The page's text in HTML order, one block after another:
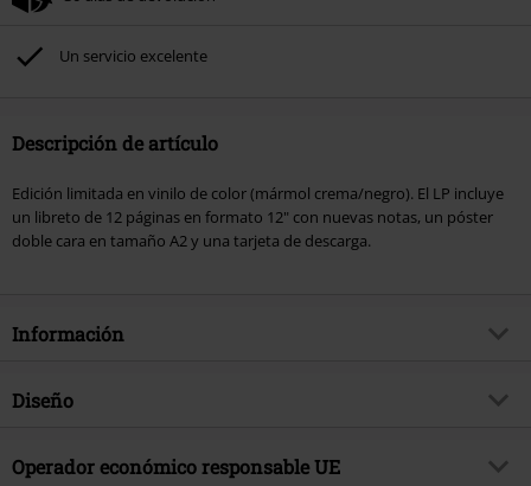
Un servicio excelente
Descripción de artículo
Edición limitada en vinilo de color (mármol crema/negro). El LP incluye
un libreto de 12 páginas en formato 12" con nuevas notas, un póster
doble cara en tamaño A2 y una tarjeta de descarga.
Información
Artículo no.
Diseño
Tipo de producto
LP
Operador económico responsable UE